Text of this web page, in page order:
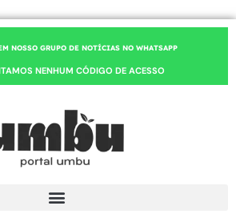
NOSSO GRUPO DE NOTÍCIAS NO WHATSAPP
NENHUM CÓDIGO DE ACESSO